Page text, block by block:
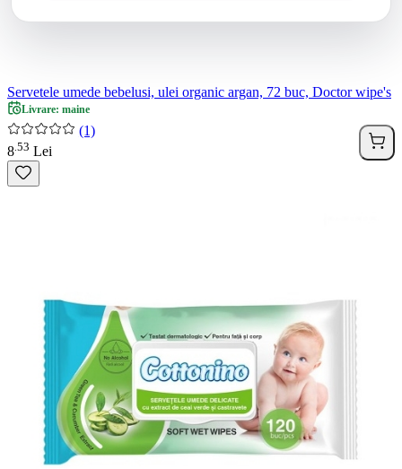
Servetele umede bebelusi, ulei organic argan, 72 buc, Doctor wipe's
Livrare: maine
(1)
8 53 Lei